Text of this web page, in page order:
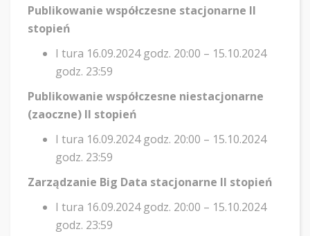
Publikowanie współczesne stacjonarne II
stopień
I tura 16.09.2024 godz. 20:00 – 15.10.2024
godz. 23:59
Publikowanie współczesne niestacjonarne
(zaoczne) II stopień
I tura 16.09.2024 godz. 20:00 – 15.10.2024
godz. 23:59
Zarządzanie Big Data stacjonarne II stopień
I tura 16.09.2024 godz. 20:00 – 15.10.2024
godz. 23:59